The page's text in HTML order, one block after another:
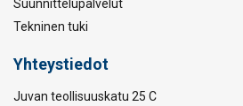
Suunnittelupalvelut
Tekninen tuki
Yhteystiedot
Juvan teollisuuskatu 25 C